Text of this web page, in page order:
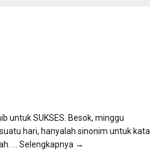
untuk SUKSES. Besok, minggu
hari, hanyalah sinonim untuk kata
... Selengkapnya →